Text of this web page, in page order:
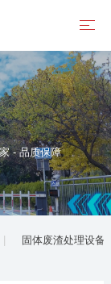
- 品质保障
固体废渣处理设备